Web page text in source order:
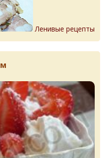
Ленивые рецепты